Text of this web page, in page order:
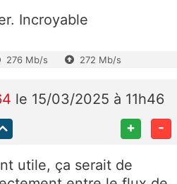
Incroyable
276 Mb/s 272 Mb/s
le 15/03/2025 à 11h46
+ -
utile, ça serait de